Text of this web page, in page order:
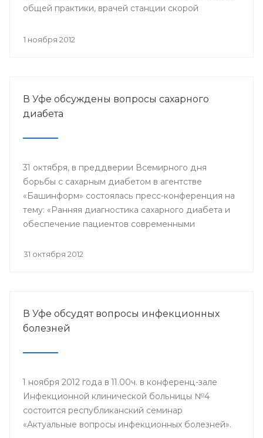
общей практики, врачей станции скорой
республиканский семинар «Актуальные вопросы
1 ноября 2012
В Уфе обсуждены вопросы сахарного
диабета
31 октября, в преддверии Всемирного дня
борьбы с сахарным диабетом в агентстве
«Башинформ» состоялась пресс-конференция на
тему: «Ранняя диагностика сахарного диабета и
обеспечение пациентов современными
Башкортостан».
31 октября 2012
В Уфе обсудят вопросы инфекционных
болезней
1 ноября 2012 года в 11.00ч. в конференц-зале
Инфекционной клинической больницы №4
состоится республиканский семинар
«Актуальные вопросы инфекционных болезней».